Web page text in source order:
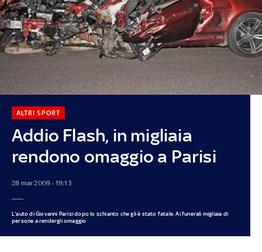
Addio Flash, in migliaia
rendono omaggio a Parisi
ALTRI SPORT
28 mar 2009 - 19:13
L'auto di Giovanni Parisi dopo lo schianto che gli è stato fatale. Ai funerali migliaia di
persone a rendergli omaggio